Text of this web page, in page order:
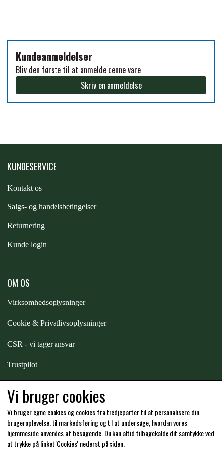
PREMIER EQUINE SADLER
PREMIER EQUINE SADEL TILBEHØR
PREMIER EQUINE SADELUNDERLAG
PREMIER EQUINE BENBESKYTTELSE
PREMIER EQUINE TRANSPORT
PREMIER EQUINE GROOMING & STALD
PREMIER EQUINE RYTTER
HAPPY MOUTH
NAF
PREMIER EQUINE
RACING TACK
Kundeanmeldelser
Bliv den første til at anmelde denne vare
Skriv en anmeldelse
KUNDESERVICE
Kontakt os
Salgs- og handelsbetingelser
Returnering
Kunde login
OM OS
Virksomhedsoplysninger
Cookie & Privatlivsoplysninger
CSR - vi tager ansvar
Trustpilot
Hos os kan du betale med:
Vi bruger cookies
Vi bruger egne cookies og cookies fra tredjeparter til at personalisere din
brugeroplevelse, til markedsføring og til at undersøge, hvordan vores
hjemmeside anvendes af besøgende. Du kan altid tilbagekalde dit samtykke ved
at trykke på linket 'Cookies' nederst på siden.